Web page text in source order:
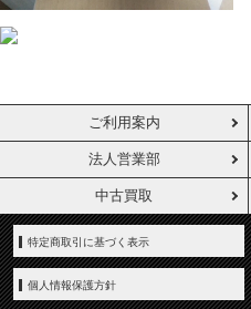
ご利用案内
法人営業部
中古買取
特定商取引に基づく表示
個人情報保護方針